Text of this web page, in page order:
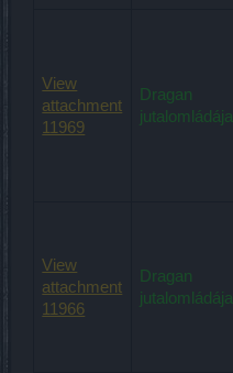
View
attachment
11969
Dragan
jutalomládája
View
attachment
11966
Dragan
jutalomládája